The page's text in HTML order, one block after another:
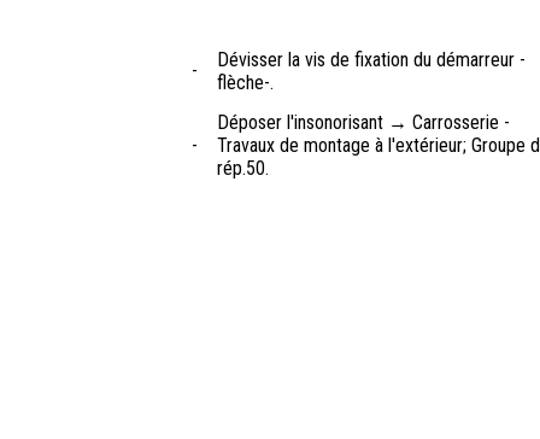
-
Dévisser la vis de fixation du démarreur -
flèche-.
-
Déposer l'insonorisant → Carrosserie -
Travaux de montage à l'extérieur; Groupe
rép.50.